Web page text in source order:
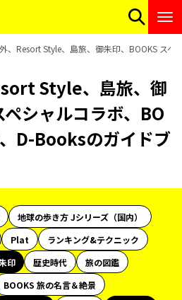
、Resort Style、島旅、御朱印、BOOKS ス
Style、島旅、御
シャルコラボ、BO
D-Booksのガイドブ
地球の歩き方 Jシリーズ（国内）
Plat
ランキング&テクニック
印 歴史時代
旅の図鑑
BOOKS 旅の名言＆絶景